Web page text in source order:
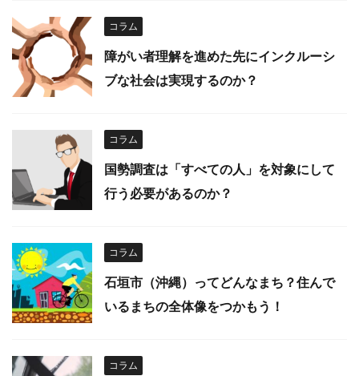
コラム
障がい者理解を進めた先にインクルーシ
ブな社会は実現するのか？
コラム
国勢調査は「すべての人」を対象にして
行う必要があるのか？
コラム
石垣市（沖縄）ってどんなまち？住んで
いるまちの全体像をつかもう！
コラム